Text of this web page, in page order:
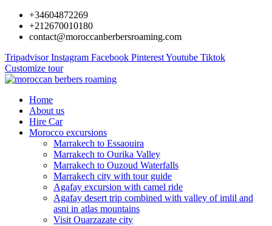
+34604872269
+212670010180
contact@moroccanberbersroaming.com
Tripadvisor Instagram Facebook PinterestYoutube Tiktok
Customize tour
Home
About us
Hire Car
Morocco excursions
Marrakech to Essaouira
Marrakech to Ourika Valley
Marrakech to Ouzoud Waterfalls
Marrakech city with tour guide
Agafay excursion with camel ride
Agafay desert trip combined with valley of imlil and
asni in atlas mountains
Visit Ouarzazate city